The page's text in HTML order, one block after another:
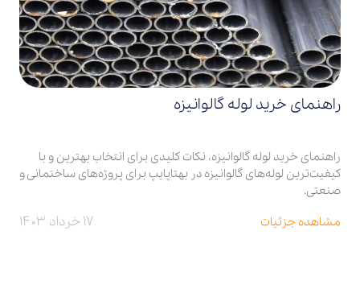
راهنمای خرید لوله گالوانیزه
راهنمای خرید لوله گالوانیزه، نکات کلیدی برای انتخاب بهترین و با
کیفیت‌ترین لوله‌های گالوانیزه در بهتاپایپ برای پروژه‌های ساختمانی و
صنعتی.
مشاهده جزئیات
۱۷ خرداد ۱۴۰۳